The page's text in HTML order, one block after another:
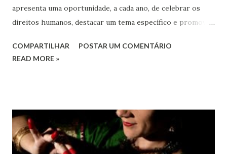
apresenta uma oportunidade, a cada ano, de celebrar os
direitos humanos, destacar um tema específico e promover
em todos os lugares. Este ano, o foco é sobre os direitos
Estes direitos humanos – os direitos à liberdade de opinião
e de expressão, de reunião pacífica e de associação, e de
participar no governo (artigos 19, 20 e 21 da Declaração
COMPARTILHAR
POSTAR UM COMENTÁRIO
READ MORE »